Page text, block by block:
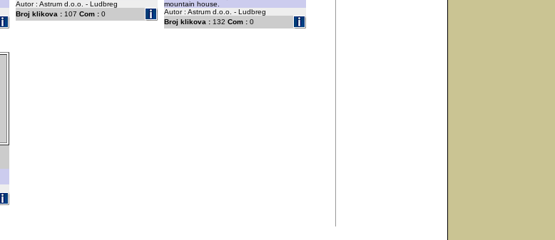
Autor : Astrum d.o.o. - Ludbreg
Broj klikova : 107 Com : 0
mountain house.
Autor : Astrum d.o.o. - Ludbreg
Broj klikova : 132 Com : 0